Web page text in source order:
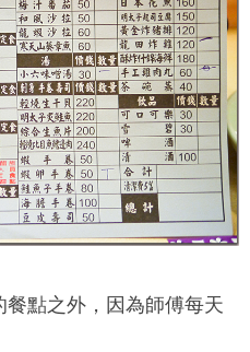
餐點之外，因為師傅每天